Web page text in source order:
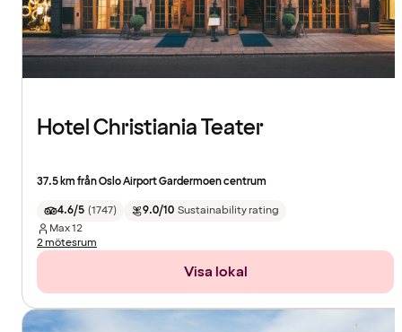
Hotel Christiania Teater
37.5 km från Oslo Airport Gardermoen centrum
4.6/5 (1747) 9.0/10 Sustainability rating
Max12
2 mötesrum
Visa lokal